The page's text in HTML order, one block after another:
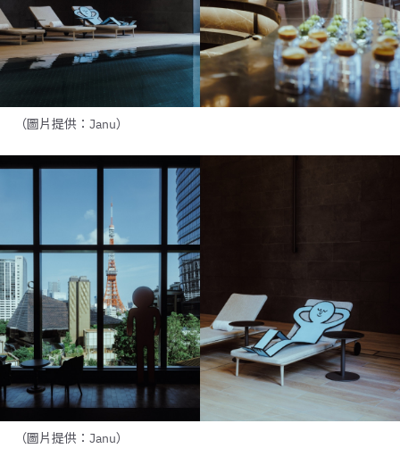
（圖片提供：Janu）
（圖片提供：Janu）